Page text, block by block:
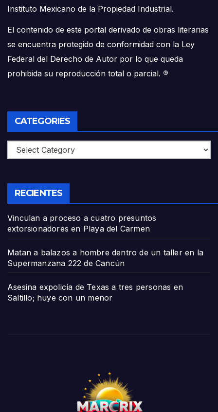
Instituto Mexicano de la Propiedad Industrial.
El contenido de este portal derivado de obras literarias
se encuentra protegido de conformidad con la Ley
Federal del Derecho de Autor por lo que queda
prohibida su reproducción total o parcial. ®
CATEGORIES
Categories
RECIENTES
Vinculan a proceso a cuatro presuntos
extorsionadores en Playa del Carmen
Matan a balazos a hombre dentro de un taller en la
Supermanzana 222 de Cancún
Asesina expolicía de Texas a tres personas en
Saltillo; huye con un menor